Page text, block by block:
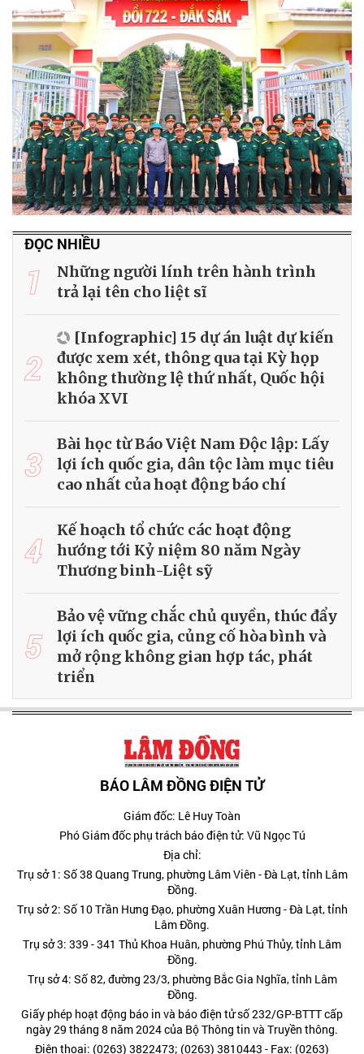
ĐỌC NHIỀU
1
Những người lính trên hành trình
trả lại tên cho liệt sĩ
2
[Infographic] 15 dự án luật dự kiến
được xem xét, thông qua tại Kỳ họp
không thường lệ thứ nhất, Quốc hội
khóa XVI
3
Bài học từ Báo Việt Nam Độc lập: Lấy
lợi ích quốc gia, dân tộc làm mục tiêu
cao nhất của hoạt động báo chí
4
Kế hoạch tổ chức các hoạt động
hướng tới Kỷ niệm 80 năm Ngày
Thương binh-Liệt sỹ
5
Bảo vệ vững chắc chủ quyền, thúc đẩy
lợi ích quốc gia, củng cố hòa bình và
mở rộng không gian hợp tác, phát
triển
BÁO LÂM ĐỒNG ĐIỆN TỬ
Giám đốc: Lê Huy Toàn
Phó Giám đốc phụ trách báo điện tử: Vũ Ngọc Tú
Địa chỉ:
Trụ sở 1: Số 38 Quang Trung, phường Lâm Viên - Đà Lạt, tỉnh Lâm
Đồng.
Trụ sở 2: Số 10 Trần Hưng Đạo, phường Xuân Hương - Đà Lạt, tỉnh
Lâm Đồng.
Trụ sở 3: 339 - 341 Thủ Khoa Huân, phường Phú Thủy, tỉnh Lâm
Đồng.
Trụ sở 4: Số 82, đường 23/3, phường Bắc Gia Nghĩa, tỉnh Lâm
Đồng.
Giấy phép hoạt động báo in và báo điện tử số 232/GP-BTTT cấp
ngày 29 tháng 8 năm 2024 của Bộ Thông tin và Truyền thông.
Điện thoại: (0263) 3822473; (0263) 3810443 - Fax: (0263)